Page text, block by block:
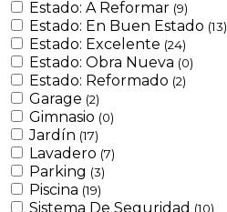
Estado: A Reformar (9)
Estado: En Buen Estado (13)
Estado: Excelente (24)
Estado: Obra Nueva (0)
Estado: Reformado (2)
Garage (2)
Gimnasio (0)
Jardín (17)
Lavadero (7)
Parking (3)
Piscina (19)
Sistema De Seguridad (10)